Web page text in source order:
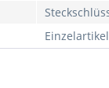
Einzelartikel